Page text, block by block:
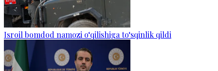
Isroil bomdod namozi o‘qilishiga to‘sqinlik qildi